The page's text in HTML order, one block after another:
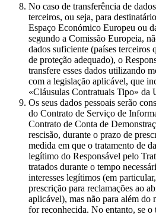
No caso de transferência de
terceiros, ou seja, para
Espaço Económico Europeu ou
segundo a Comissão Europeia,
dados suficiente (países terceiros
de proteção adequado), o
transfere esses dados utilizando
com a legislação aplicável, que
«Cláusulas Contratuais Tipo» da
Os seus dados pessoais serão
do Contrato de Serviço de
Contrato de Conta de
rescisão, durante o prazo de
medida em que o tratamento de
legítimo do Responsável pelo
tratados durante o tempo
interesses legítimos (em
prescrição para reclamações ao
aplicável), mas não para além do
for reconhecida. No entanto, se o